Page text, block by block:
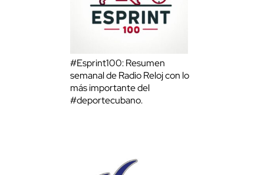
#Esprint100: Resumen
semanal de Radio Reloj con lo
más importante del
#deportecubano.